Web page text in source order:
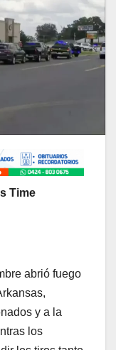
Time
abrió fuego
y a la
los